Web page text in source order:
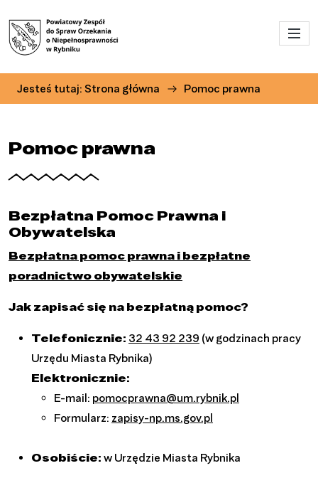
Przejdź do treści
Jesteś tutaj: Strona główna Pomoc prawna
Pomoc prawna
Bezpłatna Pomoc Prawna i
Obywatelska
Bezpłatna pomoc prawna i bezpłatne
poradnictwo obywatelskie
Jak zapisać się na bezpłatną pomoc?
Telefonicznie: 32 43 92 239 (w godzinach pracy
Urzędu Miasta Rybnika)
Elektronicznie:
E-mail: pomocprawna@um.rybnik.pl
Formularz: zapisy-np.ms.gov.pl
Osobiście: w Urzędzie Miasta Rybnika